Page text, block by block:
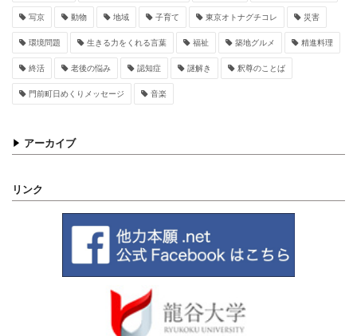
写京 動物 地域 子育て 東京オトナグチコレ 災害
環境問題 生きる力をくれる言葉 福祉 築地グルメ 精進料理
終活 老後の悩み 認知症 謎解き 釈尊のことば
門前町日めくりメッセージ 音楽
アーカイブ
リンク